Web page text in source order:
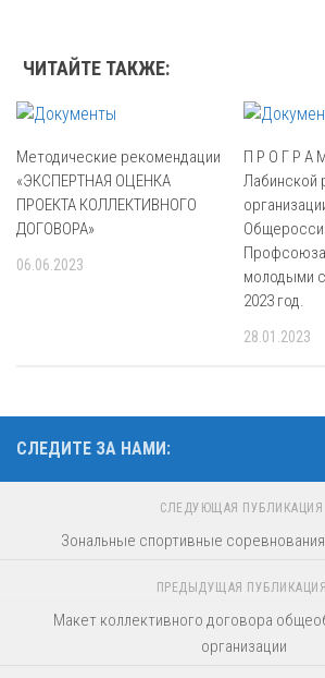
ЧИТАЙТЕ ТАКЖЕ:
Методические рекомендации
«ЭКСПЕРТНАЯ ОЦЕНКА
ПРОЕКТА КОЛЛЕКТИВНОГО
ДОГОВОРА»
06.06.2023
П Р О Г Р А
Лабинской
Профсоюза
молодыми
2023 год.
28.01.2023
СЛЕДИТЕ ЗА НАМИ:
СЛЕДУЮЩАЯ ПУБЛИКАЦИЯ
Зональные спортивные
ПРЕДЫДУЩАЯ ПУБЛИКАЦИЯ
Макет коллективного договора
организации